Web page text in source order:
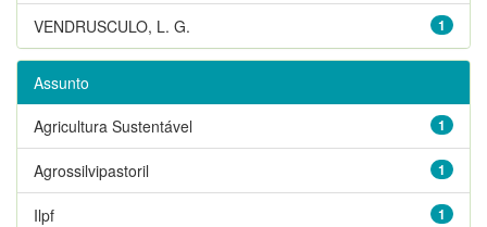
1
VENDRUSCULO, L. G.
Assunto
1
Agricultura Sustentável
1
Agrossilvipastoril
1
Ilpf